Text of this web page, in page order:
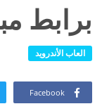
برابط
العاب الأندرويد
Facebook